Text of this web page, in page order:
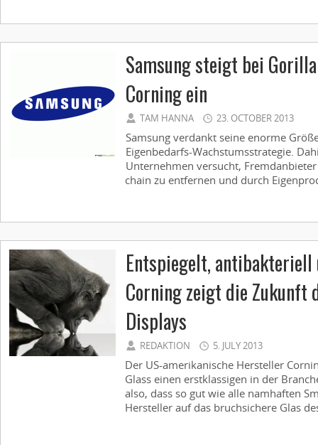
Samsung steigt bei
Corning ein
TAM HANNA 23. OCTOBER 2013
Samsung verdankt seine enorme
Eigenbedarfs-Wachstumsstrategie.
Unternehmen versucht,
chain zu entfernen und durch
Entspiegelt, antibakteriell
Corning zeigt die Zukunft
Displays
REDAKTION 5. JULY 2013
Der US-amerikanische Hersteller
Glass einen erstklassigen in der
also, dass so gut wie alle namhaften
Hersteller auf das bruchsichere Glas